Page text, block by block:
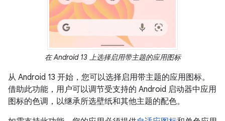
在 Android 13 上选择启用带主题的应用图标
从 Android 13 开始，您可以选择启用带主题的应用图标。
借助此功能，用户可以调节受支持的 Android 启动器中应用
图标的色调，以继承所选壁纸和其他主题的配色。